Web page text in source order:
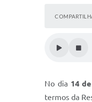
No dia 14
termos da